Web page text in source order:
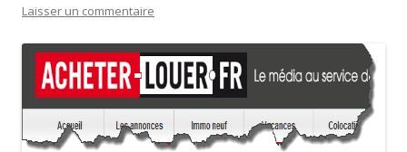
Laisser un commentaire